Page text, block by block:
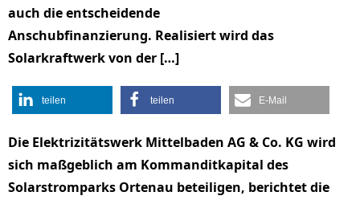
auch die entscheidende
Anschubfinanzierung. Realisiert wird das
Solarkraftwerk von der […]
teilen teilen E-Mail
Die Elektrizitätswerk Mittelbaden AG & Co. KG wird
sich maßgeblich am Kommanditkapital des
Solarstromparks Ortenau beteiligen, berichtet die